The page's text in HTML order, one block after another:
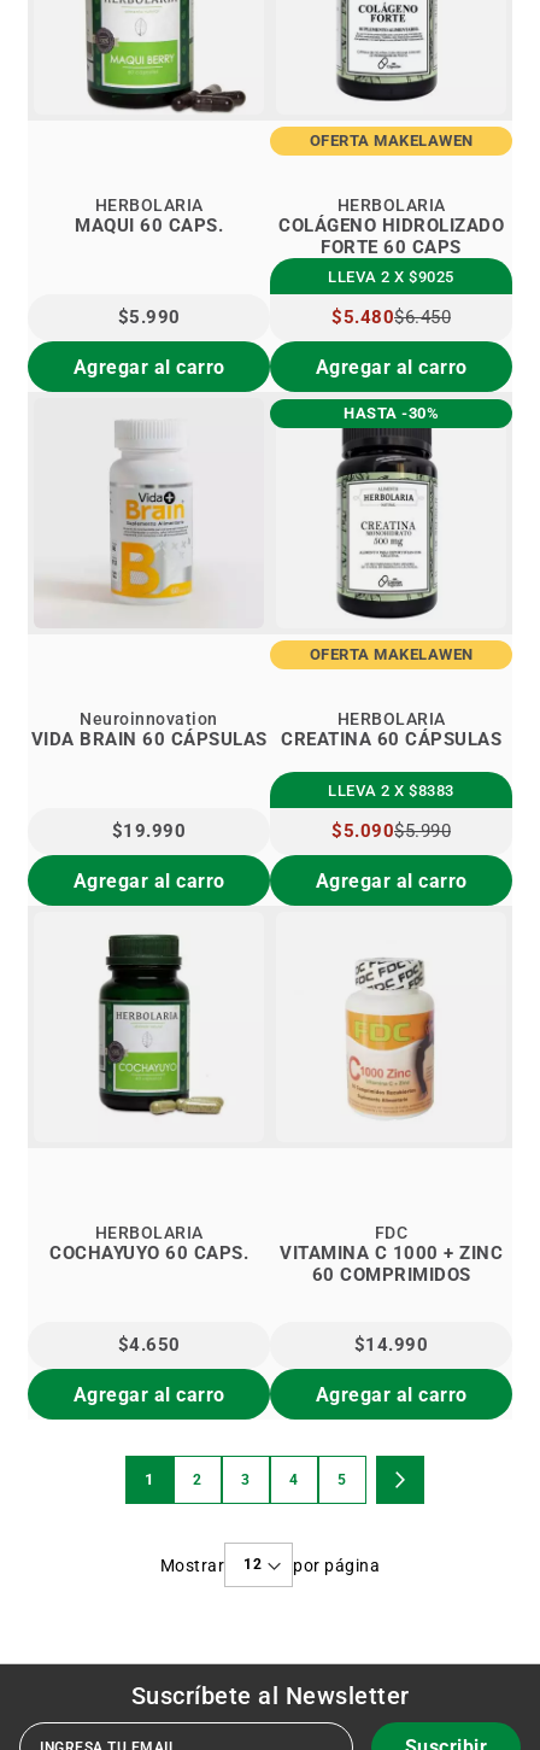
MAQUI 60 CAPS.
HERBOLARIA
$5.990
Agregar al carro
OFERTA MAKELAWEN
COLÁGENO HIDROLIZADO
FORTE 60 CAPS
HERBOLARIA
LLEVA 2 X $9025
PRECIO
ESPECIAL
$5.480$6.450
Agregar al carro
VIDA BRAIN 60 CÁPSULAS
Neuroinnovation
$19.990
Agregar al carro
HASTA -30%
OFERTA MAKELAWEN
CREATINA 60 CÁPSULAS
HERBOLARIA
LLEVA 2 X $8383
PRECIO
ESPECIAL
$5.090$5.990
Agregar al carro
COCHAYUYO 60 CAPS.
HERBOLARIA
$4.650
Agregar al carro
VITAMINA C 1000 + ZINC
60 COMPRIMIDOS
FDC
$14.990
Agregar al carro
1
2
3
4
5
Mostrar por página
Suscríbete al Newsletter